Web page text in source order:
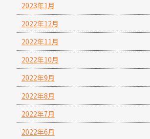
2023年1月
2022年12月
2022年11月
2022年10月
2022年9月
2022年8月
2022年7月
2022年6月